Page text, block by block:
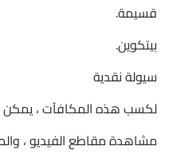
قسيمة.
بيتكوين.
سيولة نقدية
لكسب هذه المكافآت ، يمكن
مشاهدة مقاطع الفيديو ،